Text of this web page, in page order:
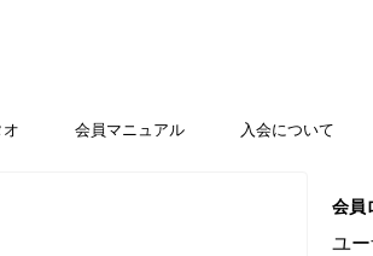
オ 会員マニュアル 入会について
会員
ユ